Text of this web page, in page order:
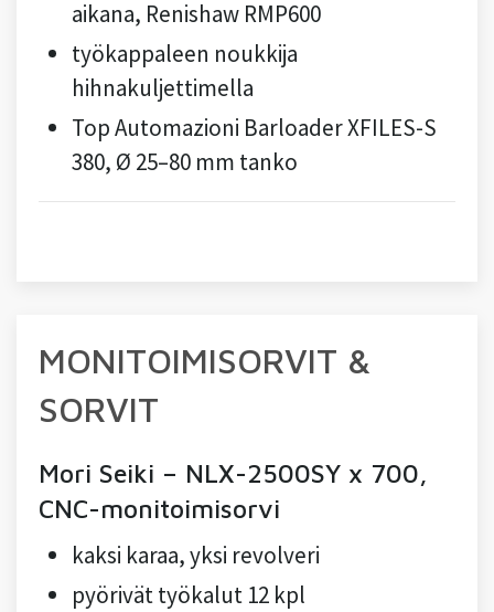
aikana, Renishaw RMP600
työkappaleen noukkija
hihnakuljettimella
Top Automazioni Barloader XFILES-S
380, Ø 25–80 mm tanko
MONITOIMISORVIT &
SORVIT
Mori Seiki – NLX-2500SY x 700,
CNC-monitoimisorvi
kaksi karaa, yksi revolveri
pyörivät työkalut 12 kpl